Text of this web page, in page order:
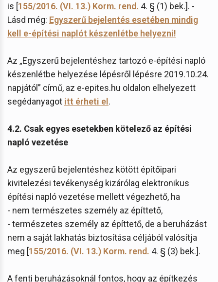
is [155/2016. (VI. 13.) Korm. rend. 4. § (1) bek.]. -
Lásd még: Egyszerű bejelentés esetében mindig
kell e-építési naplót készenlétbe helyezni!
Az „Egyszerű bejelentéshez tartozó e-építési napló
készenlétbe helyezése lépésről lépésre 2019.10.24.
napjától” című, az e-epites.hu oldalon elhelyezett
segédanyagot itt érheti el.
4.2. Csak egyes esetekben kötelező az építési
napló vezetése
Az egyszerű bejelentéshez kötött építőipari
kivitelezési tevékenység kizárólag elektronikus
építési napló vezetése mellett végezhető, ha
- nem természetes személy az építtető,
- természetes személy az építtető, de a beruházást
nem a saját lakhatás biztosítása céljából valósítja
meg [155/2016. (VI. 13.) Korm. rend. 4. § (3) bek.].
A fenti beruházásoknál fontos, hogy az építkezés